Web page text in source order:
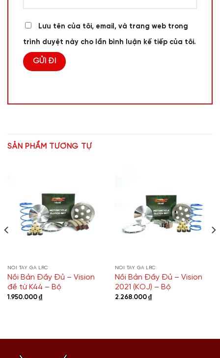
Lưu tên của tôi, email, và trang web trong
trình duyệt này cho lần bình luận kế tiếp của tôi.
SẢN PHẨM TƯƠNG TỰ
NỒI TAY GA LRC
Nồi Bản Đầy Đủ – Vision
đề từ K44 – Bộ
1.950.000 ₫
NỒI TAY GA LRC
Nồi Bản Đầy Đủ – Vision
2021 (KOJ) – Bộ
2.268.000 ₫